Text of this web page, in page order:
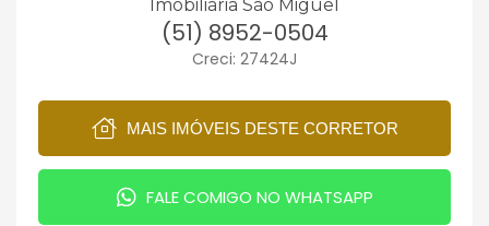
Imobiliária São Miguel
(51) 8952-0504
Creci: 27424J
MAIS IMÓVEIS DESTE CORRETOR
FALE COMIGO NO WHATSAPP